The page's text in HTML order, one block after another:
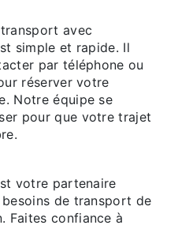
avec
simple et rapide. Il
par téléphone ou
réserver votre
Notre équipe se
pour que votre trajet
votre partenaire
de transport de
Faites confiance à